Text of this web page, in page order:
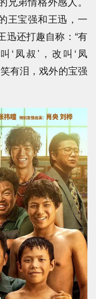
王宝强和王迅，一
迅还打趣自称：“有
‘凤叔’，改叫‘凤
有泪，戏外的宝强